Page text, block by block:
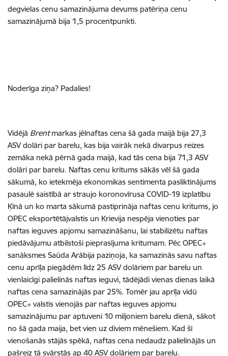
degvielas cenu samazinājuma devums patēriņa cenu
samazinājumā bija 1,5 procentpunkti.
Noderīga ziņa? Padalies!
Vidējā Brentmarkas jēlnaftas cena šā gada maijā bija 27,3
ASV dolāri par barelu, kas bija vairāk nekā divarpus reizes
zemāka nekā pērnā gada maijā, kad tās cena bija 71,3 ASV
dolāri par barelu. Naftas cenu kritums sākās vēl šā gada
sākumā, ko ietekmēja ekonomikas sentimenta pasliktinājums
pasaulē saistībā ar straujo koronovīrusa COVID-19 izplatību
Ķīnā un ko marta sākumā pastiprināja naftas cenu kritums, jo
OPEC eksportētājvalstis un Krievija nespēja vienoties par
naftas ieguves apjomu samazināšanu, lai stabilizētu naftas
piedāvājumu atbilstoši pieprasījuma kritumam. Pēc OPEC+
sanāksmes Saūda Arābija paziņoja, ka samazinās savu naftas
cenu aprīļa piegādēm līdz 25 ASV dolāriem par barelu un
vienlaicīgi palielinās naftas ieguvi, tādējādi vienas dienas laikā
naftas cena samazinājās par 25%. Tomēr jau aprīļa vidū
OPEC+ valstis vienojās par naftas ieguves apjomu
samazinājumu par aptuveni 10 miljoniem barelu dienā, sākot
no šā gada maija, bet vien uz diviem mēnešiem. Kad šī
vienošanās stājās spēkā, naftas cena nedaudz palielinājās un
pašreiz tā svārstās ap 40 ASV dolāriem par barelu.